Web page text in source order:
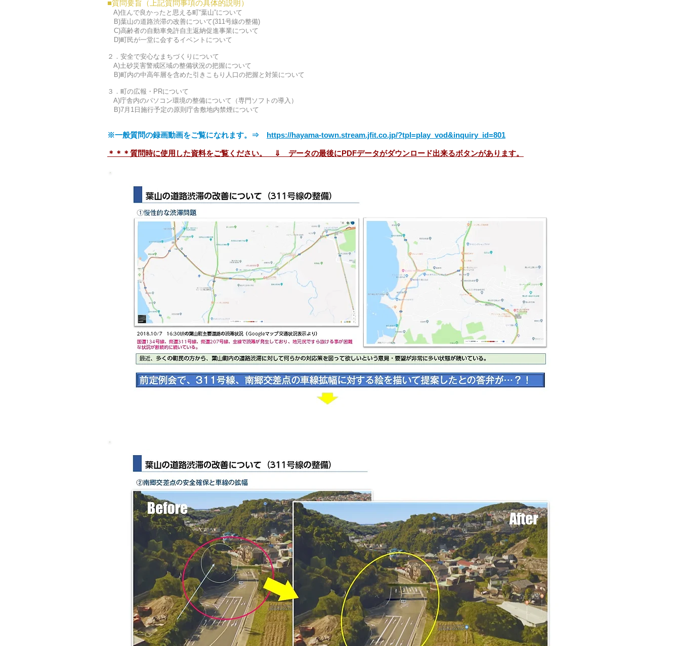
■質問要旨（上記質問事項の具体的説明）
A)住んで良かったと思える町“葉山”について
B)葉山の道路渋滞の改善について(311号線の整備)
C)高齢者の自動車免許自主返納促進事業について
D)町民が一堂に会するイベントについて
２．安全で安心なまちづくりについて
A)土砂災害警戒区域の整備状況の把握について
B)町内の中高年層を含めた引きこもり人口の把握と対策について
３．町の広報・PRについて
A)庁舎内のパソコン環境の整備について（専門ソフトの導入）
B)7月1日施行予定の原則庁舎敷地内禁煙について
※一般質問の録画動画をご覧になれます。⇒ https://hayama-town.stream.jfit.co.jp/?tpl=play_vod&inquiry_id=801
＊＊＊質問時に使用した資料をご覧ください。 ⇓ データの最後にPDFデータがダウンロード出来るボタンがあります。